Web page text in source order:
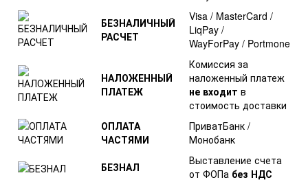
БЕЗНАЛИЧНЫЙ
РАСЧЕТ
Visa / MasterCard /
LiqPay /
WayForPay / Portmone
НАЛОЖЕННЫЙ
ПЛАТЕЖ
Комиссия за
наложенный платеж
не входит в
стоимость доставки
ОПЛАТА
ЧАСТЯМИ
ПриватБанк /
Монобанк
БЕЗНАЛ
Выставление счета
от ФОПа без НДС